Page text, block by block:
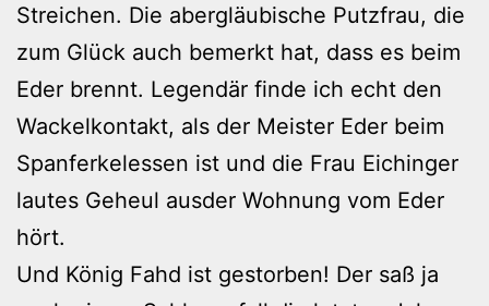
Streichen. Die abergläubische Putzfrau, die
zum Glück auch bemerkt hat, dass es beim
Eder brennt. Legendär finde ich echt den
Wackelkontakt, als der Meister Eder beim
Spanferkelessen ist und die Frau Eichinger
lautes Geheul ausder Wohnung vom Eder
hört.
Und König Fahd ist gestorben! Der saß ja